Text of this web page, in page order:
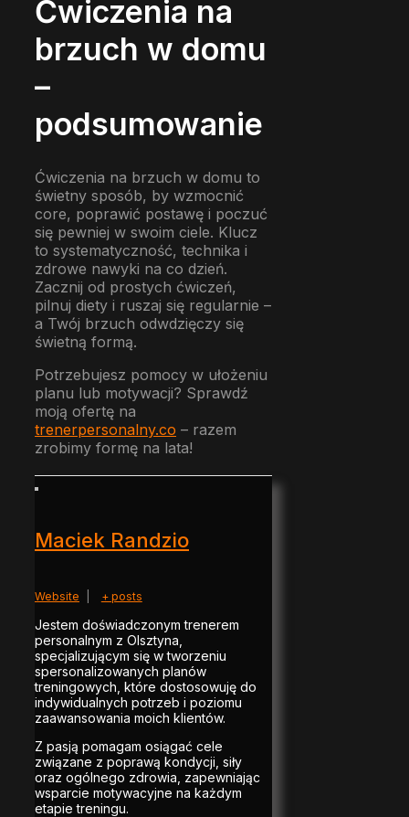
Ćwiczenia na
brzuch w domu
–
podsumowanie
Ćwiczenia na brzuch w domu to
świetny sposób, by wzmocnić
core, poprawić postawę i poczuć
się pewniej w swoim ciele. Klucz
to systematyczność, technika i
zdrowe nawyki na co dzień.
Zacznij od prostych ćwiczeń,
pilnuj diety i ruszaj się regularnie –
a Twój brzuch odwdzięczy się
świetną formą.
Potrzebujesz pomocy w ułożeniu
planu lub motywacji? Sprawdź
moją ofertę na
trenerpersonalny.co – razem
zrobimy formę na lata!
Maciek Randzio
Website + posts
Jestem doświadczonym trenerem
personalnym z Olsztyna,
specjalizującym się w tworzeniu
spersonalizowanych planów
treningowych, które dostosowuję do
indywidualnych potrzeb i poziomu
zaawansowania moich klientów.
Z pasją pomagam osiągać cele
związane z poprawą kondycji, siły
oraz ogólnego zdrowia, zapewniając
wsparcie motywacyjne na każdym
etapie treningu.